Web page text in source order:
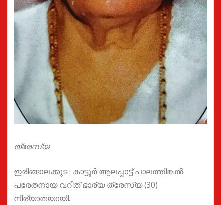
ത്രേസ്യ
ഇരിങ്ങാലക്കുട : കാട്ടൂർ ആലപ്പാട്ട് പാലത്തിങ്കൽ
പരേതനായ വറീത് ഭാര്യ ത്രേസ്യ (30)
നിര്യാതയായി.